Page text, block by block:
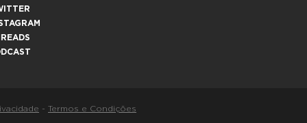
- Termos e Condições